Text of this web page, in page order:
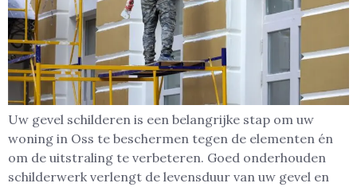
Uw gevel schilderen is een belangrijke stap om uw
woning in Oss te beschermen tegen de elementen én
om de uitstraling te verbeteren. Goed onderhouden
schilderwerk verlengt de levensduur van uw gevel en